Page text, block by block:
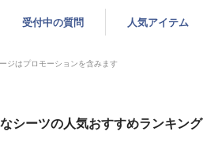
受付中の質問 人気アイテム
ジはプロモーションを含みます
シーツの人気おすすめランキング